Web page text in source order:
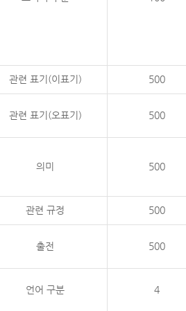
관련 표기(이표기) 500
관련 표기(오표기) 500
의미 500
관련 규정 500
출전 500
언어 구분 4